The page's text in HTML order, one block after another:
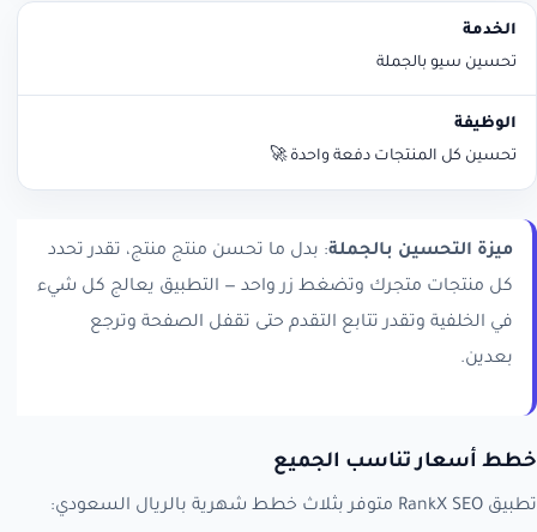
تحسين سيو بالجملة
تحسين كل المنتجات دفعة واحدة 🚀
ميزة التحسين بالجملة: بدل ما تحسن منتج منتج، تقدر تحدد
كل منتجات متجرك وتضغط زر واحد — التطبيق يعالج كل شيء
في الخلفية وتقدر تتابع التقدم حتى تقفل الصفحة وترجع
بعدين.
خطط أسعار تناسب الجميع
تطبيق RankX SEO متوفر بثلاث خطط شهرية بالريال السعودي: